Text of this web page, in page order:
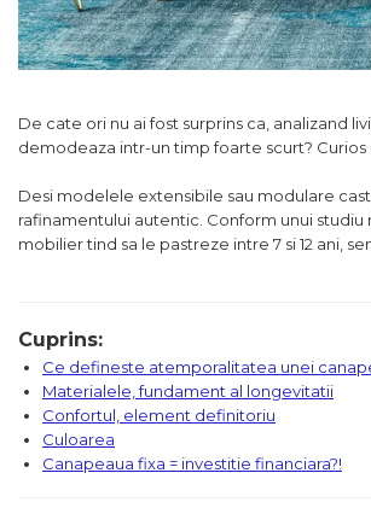
Colectia COMO
Colectia BELLA
De cate ori nu ai fost surprins ca, analizand
demodeaza intr-un timp foarte scurt?
Desi modelele extensibile sau modulare
rafinamentului autentic. Conform unui studiu
mobilier tind sa le pastreze intre 7 si 12 ani,
Cuprins:
Ce defineste atemporalitatea unei
Materialele, fundament al longevitatii
Confortul, element definitoriu
Culoarea
Canapeaua fixa = investitie financiara?!